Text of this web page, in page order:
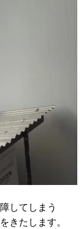
してしまう
きたします。